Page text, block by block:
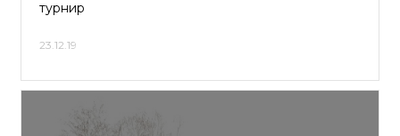
турнир
23.12.19